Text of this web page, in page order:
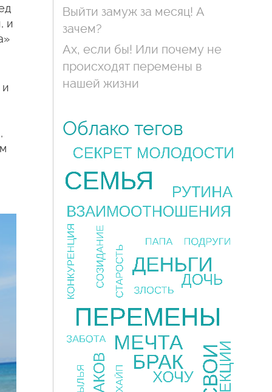
и
и
Выйти замуж за месяц! А
зачем?
Ах, если бы! Или почему не
происходят перемены в
нашей жизни
Облако тегов